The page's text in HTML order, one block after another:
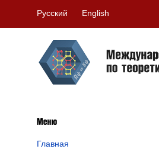
Русский English
Главная